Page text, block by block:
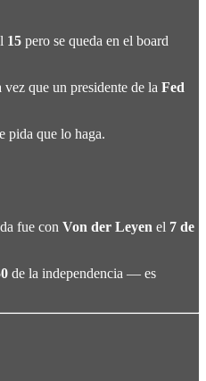
15 pero se queda en el board
que un presidente de la Fed
pida que lo haga.
fue con Von der Leyen el 7 de
de la independencia — es